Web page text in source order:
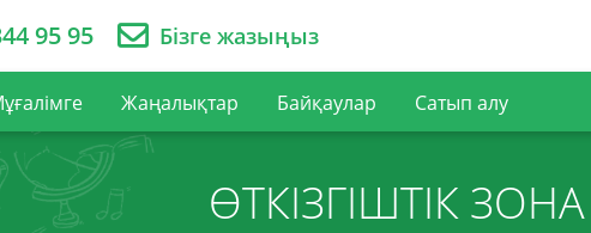
95 95 Бізге жазыңыз
Жаңалықтар Байқаулар Сатып алу
ӨТКІЗГІШТІК ЗОНА